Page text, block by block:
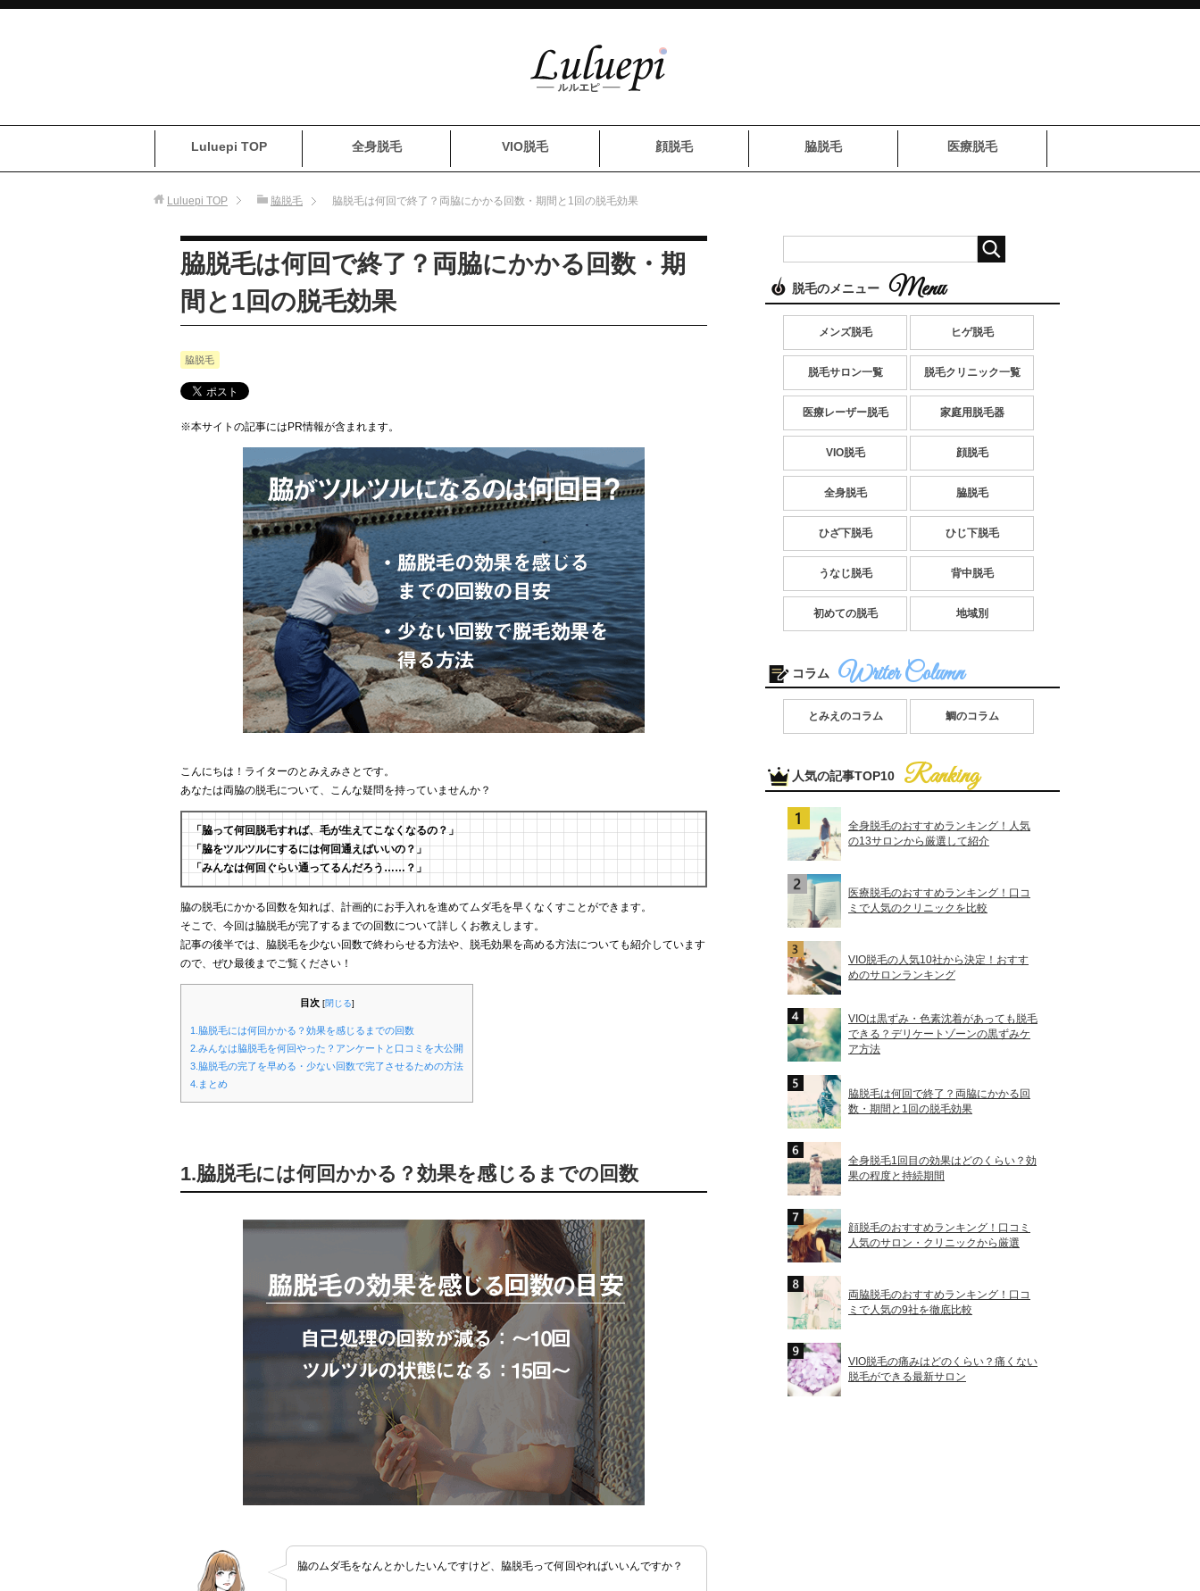
Luluepi TOP 全身脱毛 VIO脱毛 顔脱毛 脇脱毛 医療脱毛
Luluepi TOP 脇脱毛 脇脱毛は何回で終了？両脇にかかる回数・期間と1回の脱毛効果
脇脱毛は何回で終了？両脇にかかる回数・期
間と1回の脱毛効果
脇脱毛
※本サイトの記事にはPR情報が含まれます。
こんにちは！ライターのとみえみさとです。
あなたは両脇の脱毛について、こんな疑問を持っていませんか？
「脇って何回脱毛すれば、毛が生えてこなくなるの？」
「脇をツルツルにするには何回通えばいいの？」
「みんなは何回ぐらい通ってるんだろう……？」
脇の脱毛にかかる回数を知れば、計画的にお手入れを進めてムダ毛を早くなくすことができます。
そこで、今回は脇脱毛が完了するまでの回数について詳しくお教えします。
記事の後半では、脇脱毛を少ない回数で終わらせる方法や、脱毛効果を高める方法についても紹介しています
ので、ぜひ最後までご覧ください！
目次 [閉じる]
1.脇脱毛には何回かかる？効果を感じるまでの回数
2.みんなは脇脱毛を何回やった？アンケートと口コミを大公開
3.脇脱毛の完了を早める・少ない回数で完了させるための方法
4.まとめ
1.脇脱毛には何回かかる？効果を感じるまでの回数
脇のムダ毛をなんとかしたいんですけど、脇脱毛って何回やればいいんですか？
脱毛のメニュー
メンズ脱毛 ヒゲ脱毛
脱毛サロン一覧 脱毛クリニック一覧
医療レーザー脱毛 家庭用脱毛器
VIO脱毛 顔脱毛
全身脱毛 脇脱毛
ひざ下脱毛 ひじ下脱毛
うなじ脱毛 背中脱毛
初めての脱毛 地域別
コラム
とみえのコラム 鯛のコラム
人気の記事TOP10
全身脱毛のおすすめランキング！人気
の13サロンから厳選して紹介
医療脱毛のおすすめランキング！口コ
ミで人気のクリニックを比較
VIO脱毛の人気10社から決定！おすす
めのサロンランキング
VIOは黒ずみ・色素沈着があっても脱毛
できる？デリケートゾーンの黒ずみケ
ア方法
脇脱毛は何回で終了？両脇にかかる回
数・期間と1回の脱毛効果
全身脱毛1回目の効果はどのくらい？効
果の程度と持続期間
顔脱毛のおすすめランキング！口コミ
人気のサロン・クリニックから厳選
両脇脱毛のおすすめランキング！口コ
ミで人気の9社を徹底比較
VIO脱毛の痛みはどのくらい？痛くない
脱毛ができる最新サロン